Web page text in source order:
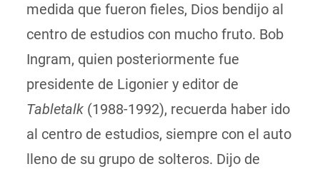
medida que fueron fieles, Dios bendijo al
centro de estudios con mucho fruto. Bob
Ingram, quien posteriormente fue
presidente de Ligonier y editor de
Tabletalk (1988-1992), recuerda haber ido
al centro de estudios, siempre con el auto
lleno de su grupo de solteros. Dijo de